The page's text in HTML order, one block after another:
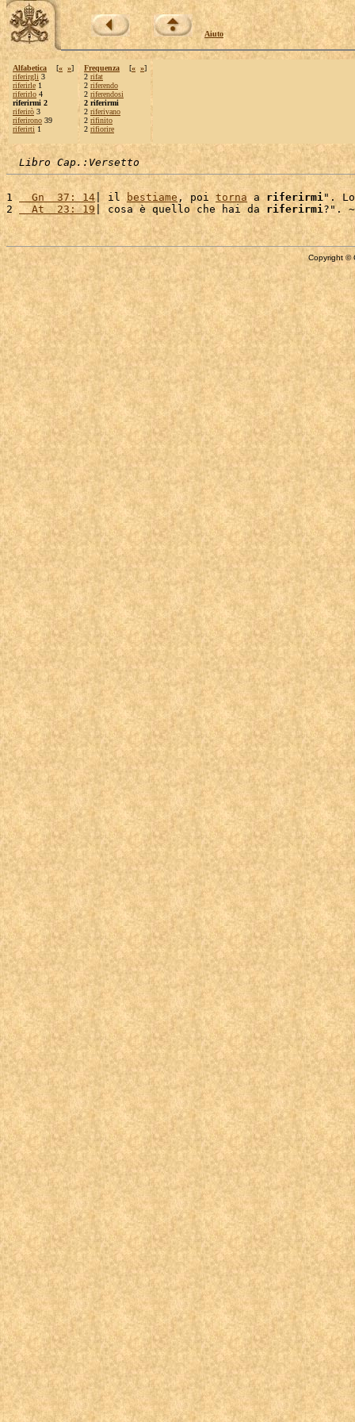
Aiuto
Alfabetica [« »]
riferirgli 3
riferirle 1
riferirlo 4
riferirmi 2
riferirò 3
riferirono 39
riferirti 1
Frequenza [« »]
2 rifat
2 riferendo
2 riferendosi
2 riferirmi
2 riferivano
2 rifinito
2 rifiorire
Libro Cap.:Versetto
1
  Gn  37: 14
| il bestiame , poi torna a riferirmi".
2
  At  23: 19
| cosa è quello che hai da riferirmi
Copyright ©